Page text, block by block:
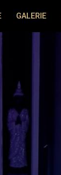
GALERIE